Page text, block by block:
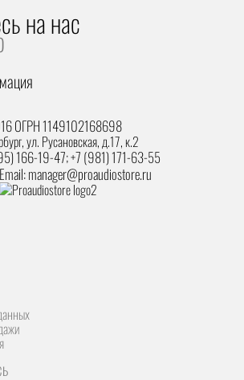
на наc
ОГРН 1149102168698
,ул. Русановская, д.17, к.2
166-19-47; +7 (981) 171-63-55
Email: manager@proaudiostore.ru